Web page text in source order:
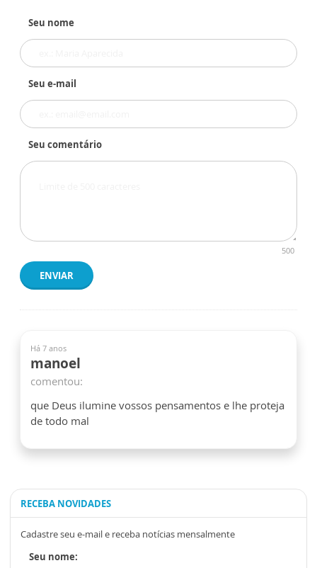
Seu nome
Seu e-mail
Seu comentário
500
ENVIAR
Há 7 anos
manoel
comentou:
que Deus ilumine vossos pensamentos e lhe proteja
de todo mal
RECEBA NOVIDADES
Cadastre seu e-mail e receba notícias mensalmente
Seu nome: